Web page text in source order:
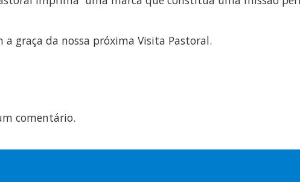
graça da nossa próxima Visita Pastoral.
comentário.